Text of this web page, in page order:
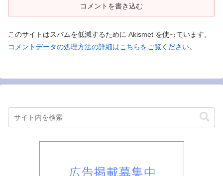
コメントを書き込む
このサイトはスパムを低減するために Akismet を使っています。
コメントデータの処理方法の詳細はこちらをご覧ください。